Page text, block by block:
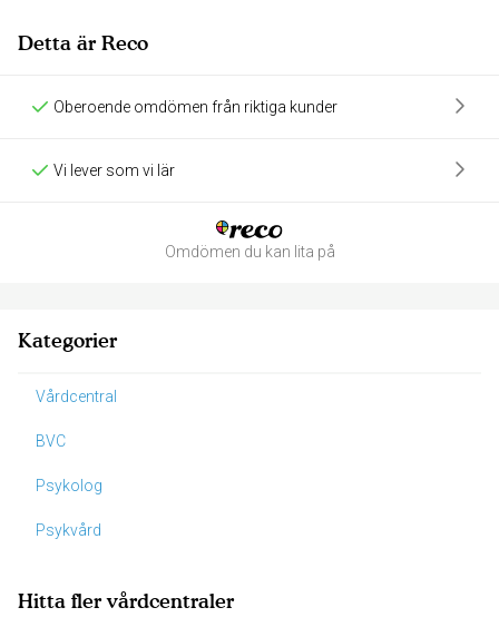
Detta är Reco
Oberoende omdömen från riktiga kunder
Vi lever som vi lär
Omdömen du kan lita på
Kategorier
Vårdcentral
BVC
Psykolog
Psykvård
Hitta fler vårdcentraler